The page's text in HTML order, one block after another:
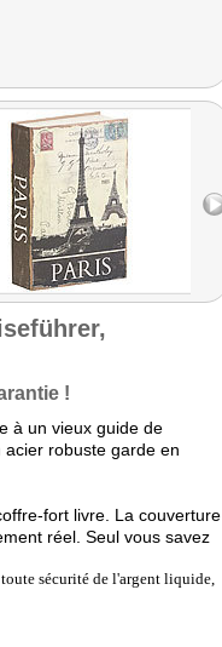
!
à un vieux guide de
robuste garde en
fort livre. La couverture
réel. Seul vous savez
sécurité de l'argent liquide,